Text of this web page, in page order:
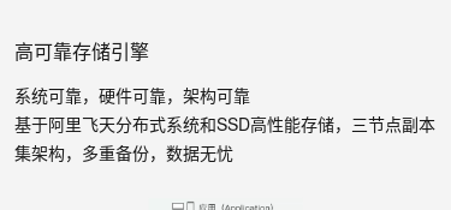
高可靠存储引擎
系统可靠，硬件可靠，架构可靠
基于阿里飞天分布式系统和SSD高性能存储，三节点副本
集架构，多重备份，数据无忧